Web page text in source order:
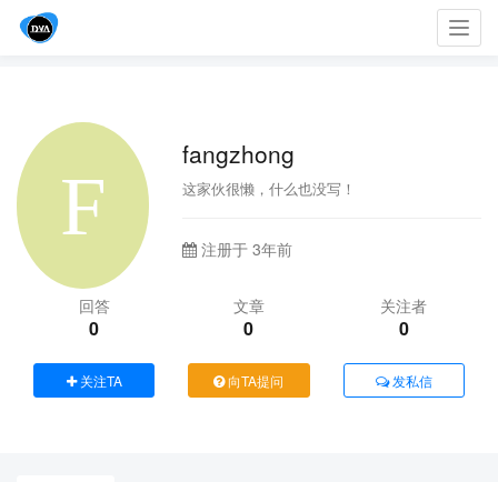
fangzhong
这家伙很懒，什么也没写！
注册于 3年前
回答
0
文章
0
关注者
0
关注TA 向TA提问 发私信